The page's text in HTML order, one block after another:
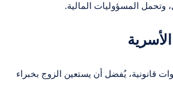
وتحمل المسؤوليات المالية.
قانونية، يُفضل أن يستعين الزوج بخبراء